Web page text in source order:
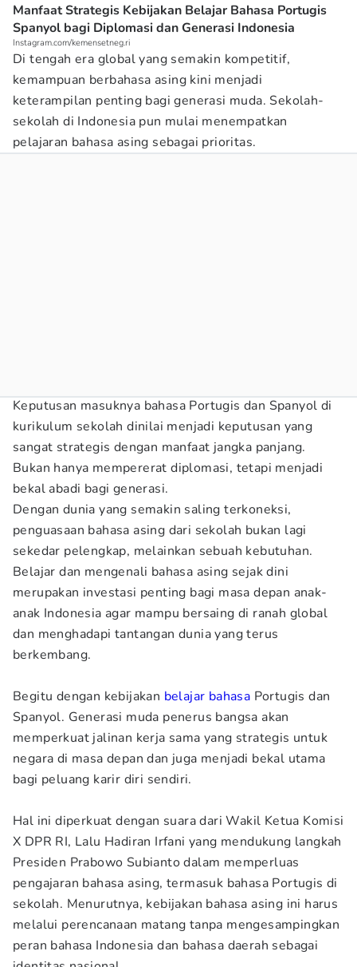
Manfaat Strategis Kebijakan Belajar Bahasa Portugis
Spanyol bagi Diplomasi dan Generasi Indonesia
Instagram.com/kemensetneg.ri
Di tengah era global yang semakin kompetitif,
kemampuan berbahasa asing kini menjadi
keterampilan penting bagi generasi muda. Sekolah-
sekolah di Indonesia pun mulai menempatkan
pelajaran bahasa asing sebagai prioritas.
Keputusan masuknya bahasa Portugis dan Spanyol di
kurikulum sekolah dinilai menjadi keputusan yang
sangat strategis dengan manfaat jangka panjang.
Bukan hanya mempererat diplomasi, tetapi menjadi
bekal abadi bagi generasi.
Dengan dunia yang semakin saling terkoneksi,
penguasaan bahasa asing dari sekolah bukan lagi
sekedar pelengkap, melainkan sebuah kebutuhan.
Belajar dan mengenali bahasa asing sejak dini
merupakan investasi penting bagi masa depan anak-
anak Indonesia agar mampu bersaing di ranah global
dan menghadapi tantangan dunia yang terus
berkembang.
Begitu dengan kebijakan belajar bahasa Portugis dan
Spanyol. Generasi muda penerus bangsa akan
memperkuat jalinan kerja sama yang strategis untuk
negara di masa depan dan juga menjadi bekal utama
bagi peluang karir diri sendiri.
Hal ini diperkuat dengan suara dari Wakil Ketua Komisi
X DPR RI, Lalu Hadiran Irfani yang mendukung langkah
Presiden Prabowo Subianto dalam memperluas
pengajaran bahasa asing, termasuk bahasa Portugis di
sekolah. Menurutnya, kebijakan bahasa asing ini harus
melalui perencanaan matang tanpa mengesampingkan
peran bahasa Indonesia dan bahasa daerah sebagai